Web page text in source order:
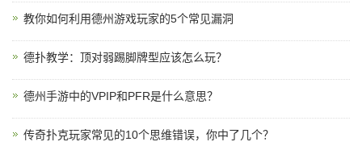
教你如何利用德州游戏玩家的5个常见漏洞
德扑教学：顶对弱踢脚牌型应该怎么玩？
德州手游中的VPIP和PFR是什么意思？
传奇扑克玩家常见的10个思维错误，你中了几个？